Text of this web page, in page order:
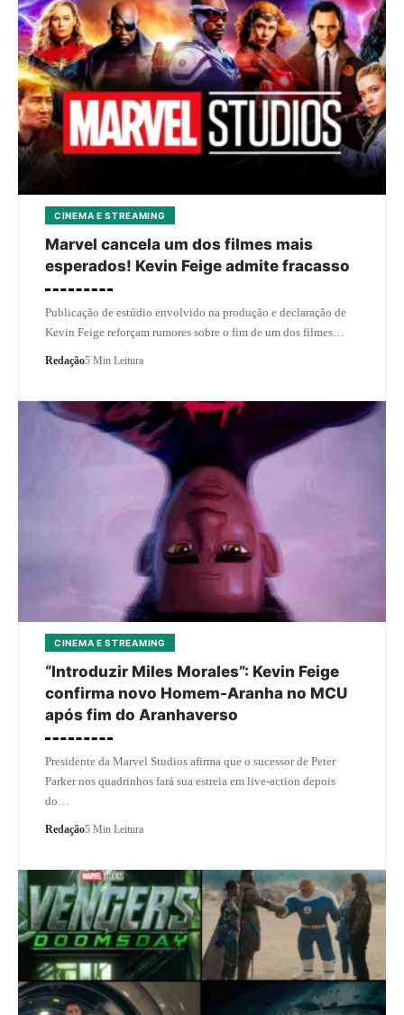
CINEMA E STREAMING
Marvel cancela um dos filmes mais
esperados! Kevin Feige admite fracasso
Publicação de estúdio envolvido na produção e declaração de
Kevin Feige reforçam rumores sobre o fim de um dos filmes…
Redação5 Min Leitura
CINEMA E STREAMING
“Introduzir Miles Morales”: Kevin Feige
confirma novo Homem-Aranha no MCU
após fim do Aranhaverso
Presidente da Marvel Studios afirma que o sucessor de Peter
Parker nos quadrinhos fará sua estreia em live-action depois
do…
Redação5 Min Leitura